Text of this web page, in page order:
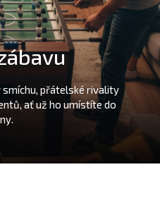
přátelské rivality
ať už ho umístíte do